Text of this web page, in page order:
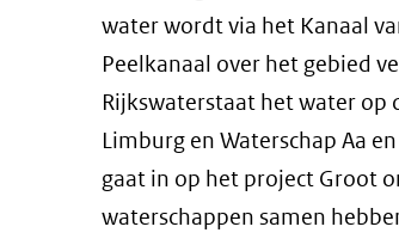
water wordt via het Kanaal
Peelkanaal over het gebied
Rijkswaterstaat het water op
Limburg en Waterschap Aa
gaat in op het project Groot
waterschappen samen